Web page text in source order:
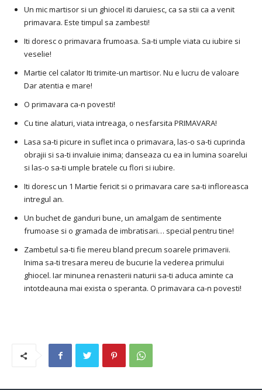
Un mic martisor si un ghiocel iti daruiesc, ca sa stii ca a venit
primavara. Este timpul sa zambesti!
Iti doresc o primavara frumoasa. Sa-ti umple viata cu iubire si
veselie!
Martie cel calator Iti trimite-un martisor. Nu e lucru de valoare
Dar atentia e mare!
O primavara ca-n povesti!
Cu tine alaturi, viata intreaga, o nesfarsita PRIMAVARA!
Lasa sa-ti picure in suflet inca o primavara, las-o sa-ti cuprinda
obrajii si sa-ti invaluie inima; danseaza cu ea in lumina soarelui
si las-o sa-ti umple bratele cu flori si iubire.
Iti doresc un 1 Martie fericit si o primavara care sa-ti infloreasca
intregul an.
Un buchet de ganduri bune, un amalgam de sentimente
frumoase si o gramada de imbratisari… special pentru tine!
Zambetul sa-ti fie mereu bland precum soarele primaverii.
Inima sa-ti tresara mereu de bucurie la vederea primului
ghiocel. Iar minunea renasterii naturii sa-ti aduca aminte ca
intotdeauna mai exista o speranta. O primavara ca-n povesti!